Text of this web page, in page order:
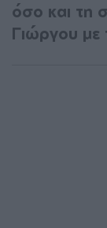
όσο και τη
Γιώργου